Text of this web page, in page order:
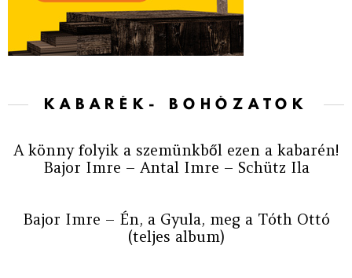
KABARÉK- BOHÓZATOK
A könny folyik a szemünkből ezen a kabarén!
Bajor Imre – Antal Imre – Schütz Ila
Bajor Imre – Én, a Gyula, meg a Tóth Ottó
(teljes album)